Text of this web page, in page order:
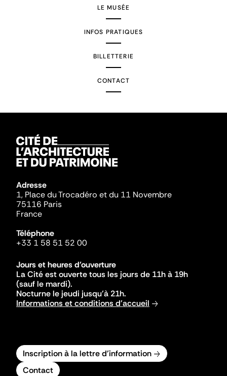
LE MUSÉE
INFOS PRATIQUES
BILLETTERIE
CONTACT
Adresse
1, Place du Trocadéro et du 11 Novembre
75116 Paris
France
Téléphone
+33 1 58 51 52 00
Jours et heures d'ouverture
La Cité est ouverte tous les jours de 11h à 19h
(sauf le mardi).
Nocturne le jeudi jusqu'à 21h.
Informations et conditions d'accueil
Inscription à la lettre d'information
Contact